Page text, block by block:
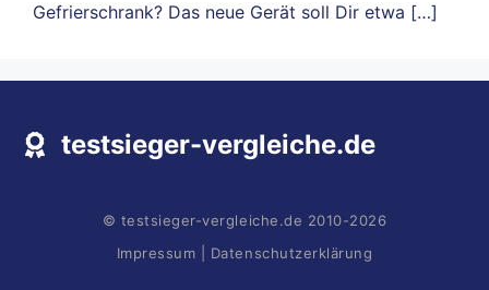
Gefrierschrank? Das neue Gerät soll Dir etwa […]
testsieger-vergleiche.de
© testsieger-vergleiche.de 2010-2026
Impressum
Datenschutzerklärung